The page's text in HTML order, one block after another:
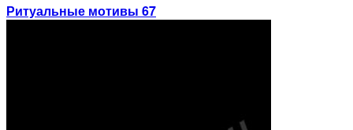
Ритуальные мотивы 67